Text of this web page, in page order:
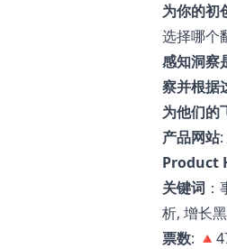
为你的初
选择哪个
感知洞察
察并根据
为他们的
产品网站:
Product
关键词
析, 增长
票数: